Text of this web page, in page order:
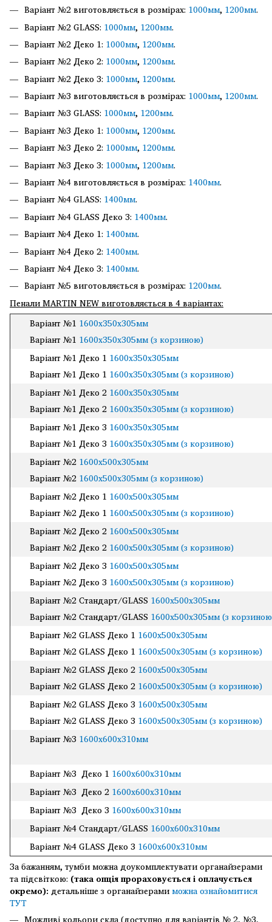
Варіант №2 виготовляється в розмірах: 1000мм, 1200мм.
Варіант №2 GLASS: 1000мм, 1200мм.
Варіант №2 Деко 1: 1000мм, 1200мм.
Варіант №2 Деко 2: 1000мм, 1200мм.
Варіант №2 Деко 3: 1000мм, 1200мм.
Варіант №3 виготовляється в розмірах: 1000мм, 1200мм.
Варіант №3 GLASS: 1000мм, 1200мм.
Варіант №3 Деко 1: 1000мм, 1200мм.
Варіант №3 Деко 2: 1000мм, 1200мм.
Варіант №3 Деко 3: 1000мм, 1200мм.
Варіант №4 виготовляється в розмірах: 1400мм.
Варіант №4 GLASS: 1400мм.
Варіант №4 GLASS Деко 3: 1400мм.
Варіант №4 Деко 1: 1400мм.
Варіант №4 Деко 2: 1400мм.
Варіант №4 Деко 3: 1400мм.
Варіант №5 виготовляється в розмірах: 1200мм.
Пенали MARTIN NEW виготовляється в 4 варіантах:
Варіант №1 1600х350х305мм
Варіант №1 1600х350х305мм (з корзиною)
Варіант №1 Деко 1 1600х350х305мм
Варіант №1 Деко 1 1600х350х305мм (з корзиною)
Варіант №1 Деко 2 1600х350х305мм
Варіант №1 Деко 2 1600х350х305мм (з корзиною)
Варіант №1 Деко 3 1600х350х305мм
Варіант №1 Деко 3 1600х350х305мм (з корзиною)
Варіант №2 1600х500х305мм
Варіант №2 1600х500х305мм (з корзиною)
Варіант №2 Деко 1 1600х500х305мм
Варіант №2 Деко 1 1600х500х305мм (з корзиною)
Варіант №2 Деко 2 1600х500х305мм
Варіант №2 Деко 2 1600х500х305мм (з корзиною)
Варіант №2 Деко 3 1600х500х305мм
Варіант №2 Деко 3 1600х500х305мм (з корзиною)
Варіант №2 Cтандарт/GLASS 1600х500х305мм
Варіант №2 Cтандарт/GLASS 1600х500х305мм (з
Варіант №2 GLASS Деко 1 1600х500х305мм
Варіант №2 GLASS Деко 1 1600х500х305мм (з корзиною)
Варіант №2 GLASS Деко 2 1600х500х305мм
Варіант №2 GLASS Деко 2 1600х500х305мм (з корзиною)
Варіант №2 GLASS Деко 3 1600х500х305мм
Варіант №2 GLASS Деко 3 1600х500х305мм (з корзиною)
Варіант №3 1600х600х310мм
Варіант №3 Деко 1 1600х600х310мм
Варіант №3 Деко 2 1600х600х310мм
Варіант №3 Деко 3 1600х600х310мм
Варіант №4 Cтандарт/GLASS 1600х600х310мм
Варіант №4 GLASS Деко 3 1600х600х310мм
За бажанням, тумби можна доукомплектувати органайзерами
та підсвіткою: (така опція прораховується і оплачується
окремо): детальніше з органайзерамиможна ознайомитися
ТУТ
Можливі кольори скла (доступно для варіантів № 2, №3,